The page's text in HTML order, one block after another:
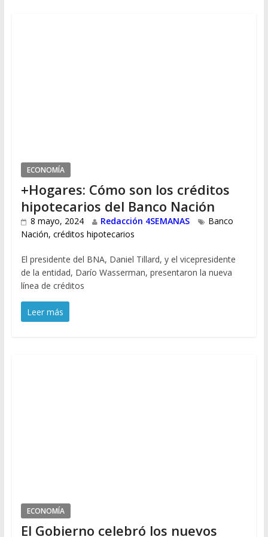
ECONOMÍA
+Hogares: Cómo son los créditos
hipotecarios del Banco Nación
8 mayo, 2024 Redacción 4SEMANAS
Banco
Nación, créditos hipotecarios
El presidente del BNA, Daniel Tillard, y el vicepresidente
de la entidad, Darío Wasserman, presentaron la nueva
línea de créditos
Leer más
ECONOMÍA
El Gobierno celebró los nuevos